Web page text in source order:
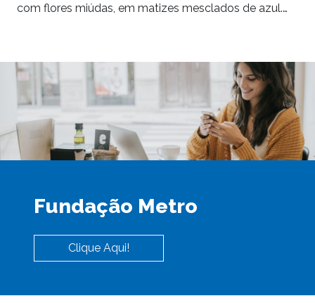
com flores miúdas, em matizes mesclados de azul.…
Fundação Metro
Clique Aqui!